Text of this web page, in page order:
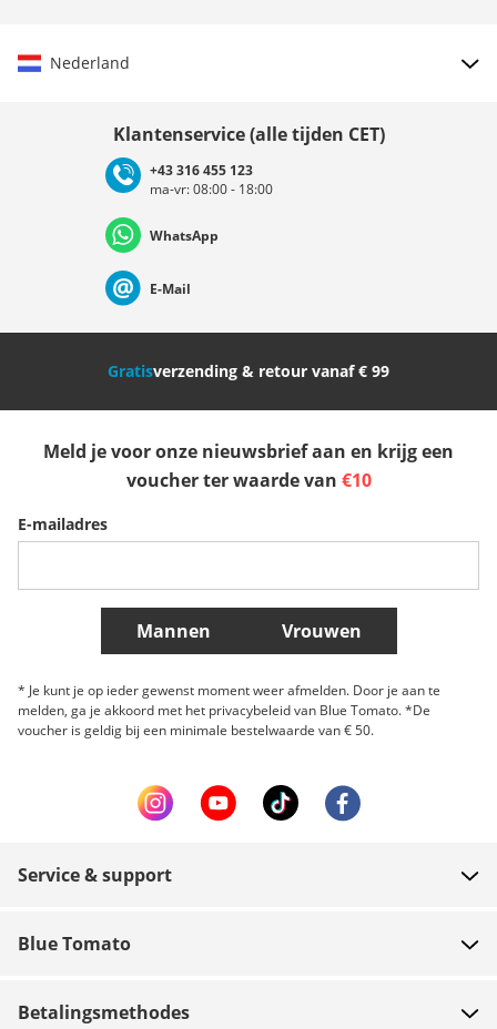
Nederland
Deutschland Österreich
Nederland Italia (Italiano) Italien (Deutsch)
België (Nederlands)
Belgique (Français) Danmark Norge
Meer landen
Klantenservice (alle tijden CET)
+43 316 455 123
ma-vr: 08:00 - 18:00
WhatsApp
E-Mail
Gratisverzending & retour vanaf € 99
Meld je voor onze nieuwsbrief aan en krijg een
voucher ter waarde van €10
E-mailadres
Mannen Vrouwen
* Je kunt je op ieder gewenst moment weer afmelden. Door je aan te
melden, ga je akkoord met het privacybeleid van Blue Tomato. *De
voucher is geldig bij een minimale bestelwaarde van € 50.
Service & support
Betaling
Blue Tomato
Betalingsmethodes